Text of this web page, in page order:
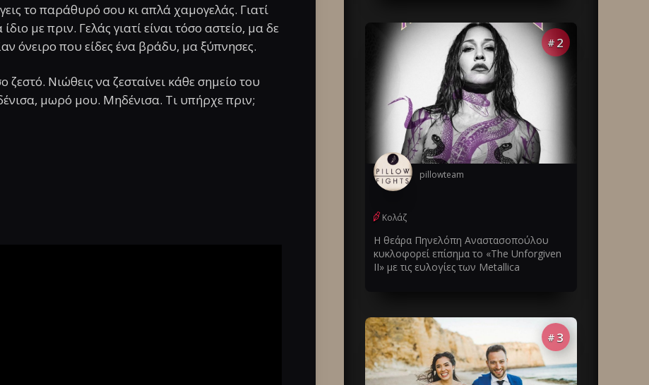
το παράθυρό σου κι απλά χαμογελάς. Γιατί
με πριν. Γελάς γιατί είναι τόσο αστείο, μα δε
όνειρο που είδες ένα βράδυ, μα ξύπνησες.
ζεστό. Νιώθεις να ζεσταίνει κάθε σημείο του
μωρό μου. Μηδένισα. Τι υπήρχε πριν;
# 2
pillowteam
Κολάζ
Η θεάρα Πηνελόπη Αναστασοπούλου
κυκλοφορεί επίσημα το «The Unforgiven
II» με τις ευλογίες των Metallica
# 3